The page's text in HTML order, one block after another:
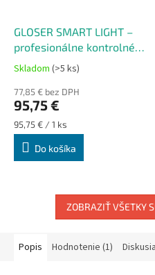
GLOSER SMART LIGHT –
profesionálne kontrolné
detailingové svetlo
Priemerné
produktu
je
5,0
z
hviezdičiek.
Skladom (>5 ks)
77,85 € bez DPH
95,75 €
Jednotková
cena:
95,75 € / 1 ks
Do košíka
ZOBRAZIŤ VŠETKY
Popis Hodnotenie (1) Diskusia